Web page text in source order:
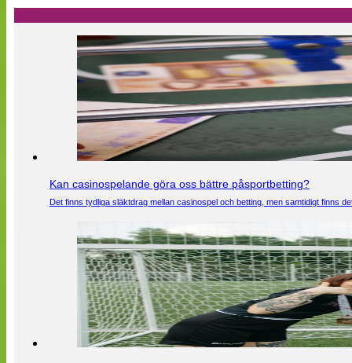
Kan casinospelande göra oss bättre påsportbetting?
Det finns tydliga släktdrag mellan casinospel och betting, men samtidigt finns